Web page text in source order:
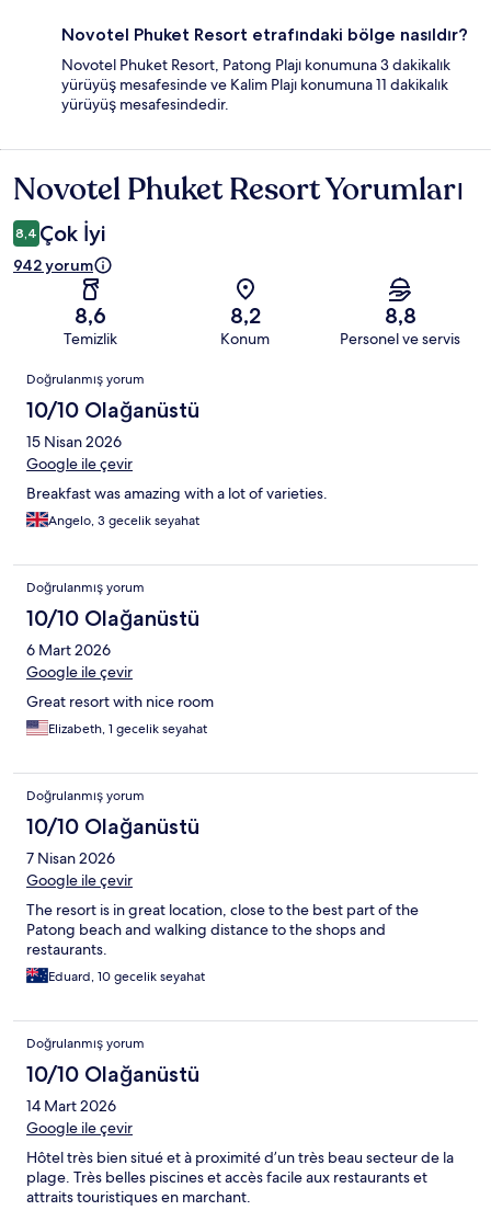
Novotel Phuket Resort etrafındaki bölge nasıldır?
Novotel Phuket Resort, Patong Plajı konumuna 3 dakikalık
yürüyüş mesafesinde ve Kalim Plajı konumuna 11 dakikalık
yürüyüş mesafesindedir.
Yorumlar
Novotel Phuket Resort Yorumları
8,4 Çok İyi
942 yorum
8,6
Temizlik
8,2
Konum
8,8
Personel ve servis
Yorumlar
Doğrulanmış yorum
10/10 Olağanüstü
15 Nisan 2026
Google ile çevir
Breakfast was amazing with a lot of varieties.
Angelo, 3 gecelik seyahat
Doğrulanmış yorum
10/10 Olağanüstü
6 Mart 2026
Google ile çevir
Great resort with nice room
Elizabeth, 1 gecelik seyahat
Doğrulanmış yorum
10/10 Olağanüstü
7 Nisan 2026
Google ile çevir
The resort is in great location, close to the best part of the
Patong beach and walking distance to the shops and
restaurants.
Eduard, 10 gecelik seyahat
Doğrulanmış yorum
10/10 Olağanüstü
14 Mart 2026
Google ile çevir
Hôtel très bien situé et à proximité d’un très beau secteur de la
plage. Très belles piscines et accès facile aux restaurants et
attraits touristiques en marchant.